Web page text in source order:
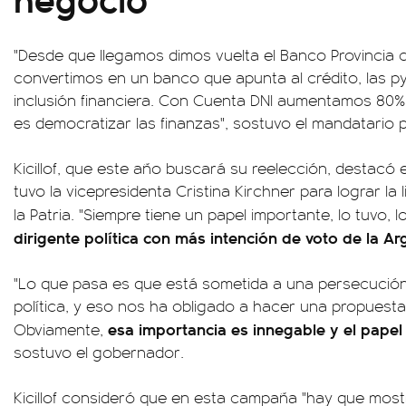
"Desde que llegamos dimos vuelta el Banco Provincia
convertimos en un banco que apunta al crédito, las
inclusión financiera. Con Cuenta DNI aumentamos
es democratizar las finanzas", sostuvo el mandatario
Kicillof, que este año buscará su reelección, destacó
tuvo la vicepresidenta Cristina Kirchner para lograr la
la Patria. "Siempre tiene un papel importante, lo tuvo,
dirigente política con más intención de voto de la
"Lo que pasa es que está sometida a una
política, y eso nos ha obligado a hacer una
Obviamente, esa importancia es innegable y el
sostuvo el gobernador.
Kicillof consideró que en esta campaña "hay que